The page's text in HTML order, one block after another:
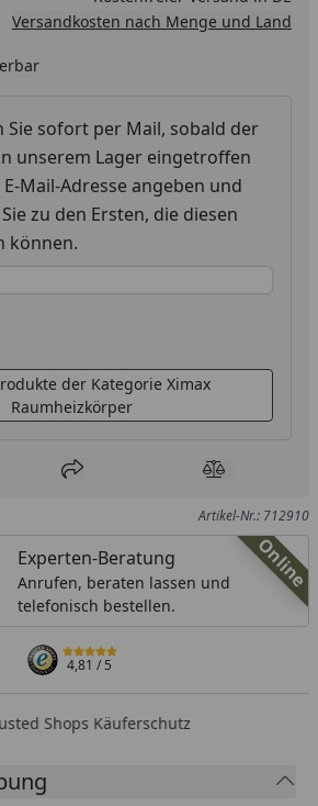
Versandkosten nach Menge und Land
sofort per Mail, sobald der
unserem Lager eingetroffen
Mail-Adresse angeben und
zu den Ersten, die diesen
können.
der Kategorie Ximax
Raumheizkörper
Wunschliste hinzufügen
Teilen Produkt
Artikel-Nr.: 712910
Online
Experten-Beratung
Anrufen, beraten lassen und
telefonisch bestellen.
4,81/ 5
Shops Käuferschutz